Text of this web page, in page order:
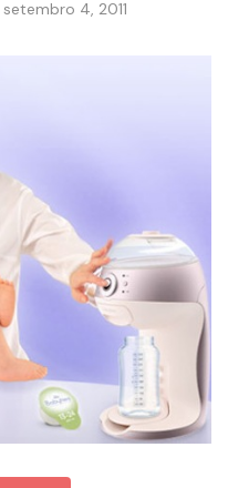
setembro 4, 2011